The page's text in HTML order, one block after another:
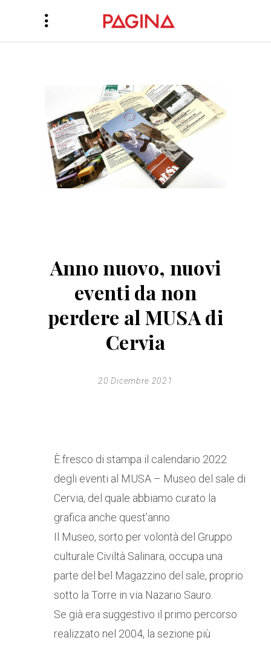
Anno nuovo, nuovi
eventi da non
perdere al MUSA di
Cervia
20 Dicembre 2021
È fresco di stampa il calendario 2022
degli eventi al MUSA – Museo del sale di
Cervia, del quale abbiamo curato la
grafica anche quest’anno.
Il Museo, sorto per volontà del Gruppo
culturale Civiltà Salinara, occupa una
parte del bel Magazzino del sale, proprio
sotto la Torre in via Nazario Sauro.
Se già era suggestivo il primo percorso
realizzato nel 2004, la sezione più